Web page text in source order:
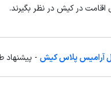
اقامت در کیش در نظر بگیرند.
آرامیس پلاس کیش - پیشنهاد